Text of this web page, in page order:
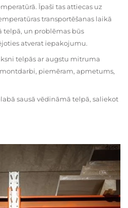
Īpaši tas attiecas uz
transportēšanas laikā
telpā, un problēmas būs
atverat iepakojumu.
telpās ar augstu mitruma
piemēram, apmetums,
sausā vēdināmā telpā, saliekot